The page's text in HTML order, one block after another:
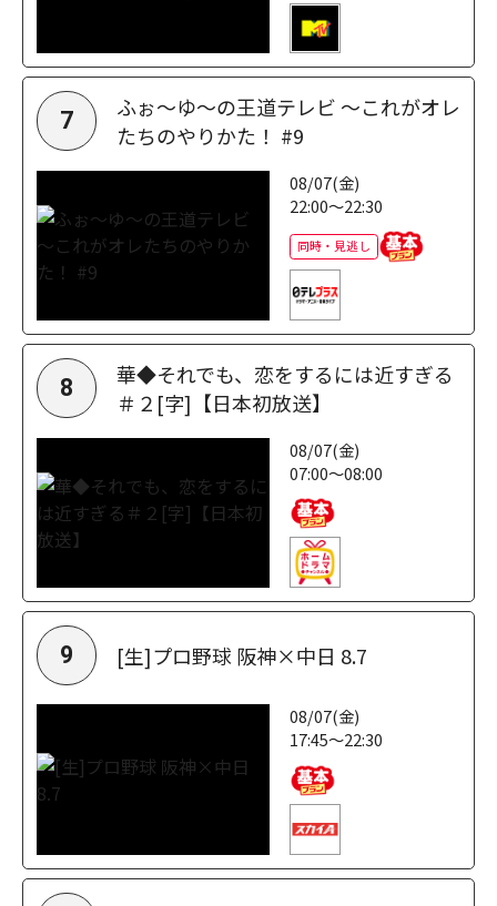
7
ふぉ～ゆ～の王道テレビ ～これがオレ
たちのやりかた！ #9
08/07(金)
22:00～22:30
同時・見逃し
8
華◆それでも、恋をするには近すぎる
＃２[字]【日本初放送】
08/07(金)
07:00～08:00
9 [生]プロ野球 阪神×中日 8.7
08/07(金)
17:45～22:30